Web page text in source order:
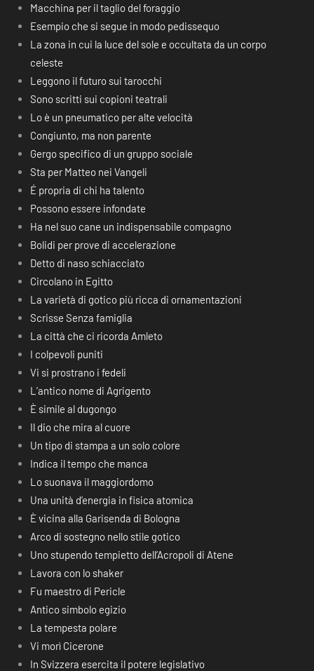
Macchina per il taglio del foraggio
Esempio che si segue in modo pedissequo
La zona in cui la luce del sole e occultata da un corpo
celeste
Leggono il futuro sui tarocchi
Sono scritti sui copioni teatrali
Lo è un pneumatico per alte velocità
Congiunto, ma non parente
Gergo specifico di un gruppo sociale
Sta per Matteo nei Vangeli
É propria di chi ha talento
Possono essere infondate
Ha nel suo cane un indispensabile compagno
Bolidi per prove di accelerazione
Detto di naso schiacciato
Circolano in Egitto
La varietà di gotico più ricca di ornamentazioni
Scrisse Senza famiglia
La città che ci ricorda Amleto
I colpevoli puniti
Vi si prostrano i fedeli
L’antico nome di Agrigento
È simile al dugongo
Il dio che mira al cuore
Un tipo di stampa a un solo colore
Indica il tempo che manca
Lo suonava il maggiordomo
Una unità d’energia in fisica atomica
È vicina alla Garisenda di Bologna
Arco di sostegno nello stile gotico
Uno stupendo tempietto dell’Acropoli di Atene
Lavora con lo shaker
Fu maestro di Pericle
Antico simbolo egizio
La tempesta polare
Vi morì Cicerone
In Svizzera esercita il potere legislativo